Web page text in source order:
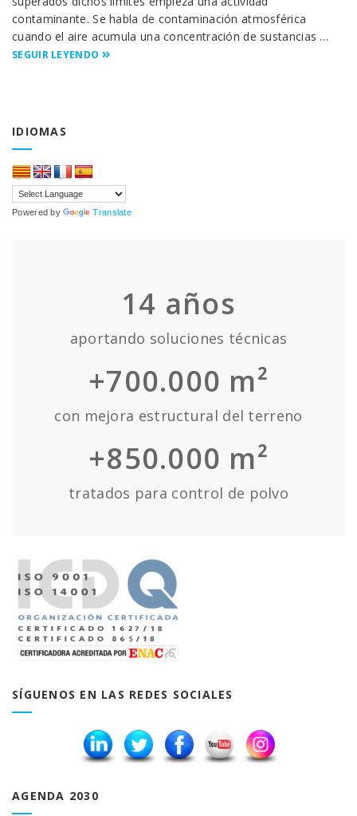
contaminante. Se habla de contaminación atmosférica
cuando el aire acumula una concentración de sustancias …
SEGUIR LEYENDO
IDIOMAS
Powered by Translate
14 años
aportando soluciones técnicas
+700.000 m²
con mejora estructural del terreno
+850.000 m²
tratados para control de polvo
SÍGUENOS EN LAS REDES SOCIALES
AGENDA 2030